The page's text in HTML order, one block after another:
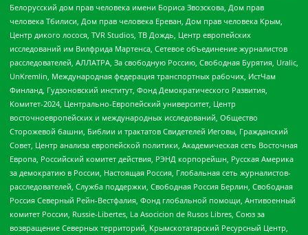
Белорусский дом прав человека имени Бориса Звозскова, Дом прав
человека Тбилиси, Дом прав человека Ереван, Дом прав человека Крым,
Центр дикого лосося, TVR Studios, ТВ Дождь, Центр европейских
исследований им Вилфрида Мартенса, Сетевое объединение журналистов
расследователей, АЛЛАТРА, За свободную Россию, Свободная Бурятия, Uralic,
UnKremlin, Международная федерация транспортных рабочих, ИстЧам
Финланд, Гудзоновский институт, Фонд Демократического Развития,
Комитет-2024, Центрально-Европейский университет, Центр
восточноевропейских и международных исследований, Общество
Сторожевой башни, Библии и трактатов Свидетелей Иеговы, Гражданский
Совет, Центр анализа европейской политики, Академическая сеть Восточная
Европа, Российский комитет действия, РЭНД корпорейшн, Русская Америка
за демократию в России, Настоящая Россия, Глобальная сеть журналистов-
расследователей, Служба поддержки, Свободная Россия Берлин, Свободная
Россия Северный Рейн-Вестфалия, Фонд глобальной помощи, Антивоенный
комитет России, Russie-Libertes, La Asocicion de Rusos Libres, Союз за
возвращение Северных территорий, Крымскотатарский Ресурсный Центр,